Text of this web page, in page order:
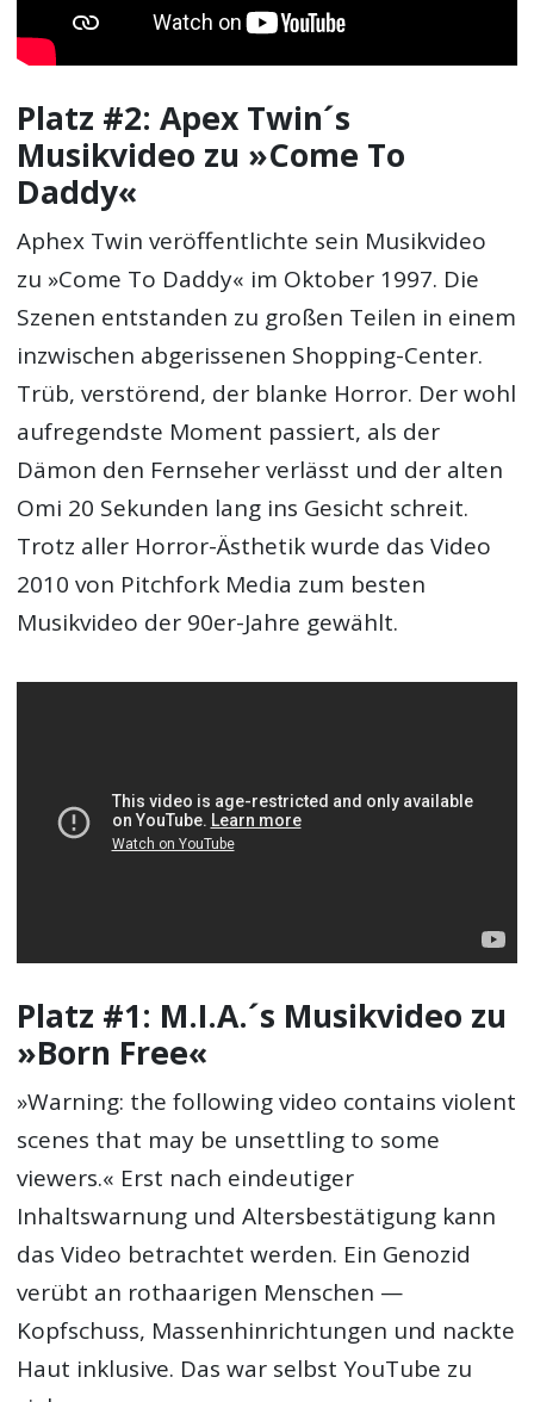
Platz #2: Apex Twin´s
Musikvideo zu »Come To
Daddy«
Aphex Twin veröffentlichte sein Musikvideo
zu »Come To Daddy« im Oktober 1997. Die
Szenen entstanden zu großen Teilen in einem
inzwischen abgerissenen Shopping-Center.
Trüb, verstörend, der blanke Horror. Der wohl
aufregendste Moment passiert, als der
Dämon den Fernseher verlässt und der alten
Omi 20 Sekunden lang ins Gesicht schreit.
Trotz aller Horror-Ästhetik wurde das Video
2010 von Pitchfork Media zum besten
Musikvideo der 90er-Jahre gewählt.
Platz #1: M.I.A.´s Musikvideo zu
»Born Free«
»Warning: the following video contains violent
scenes that may be unsettling to some
viewers.« Erst nach eindeutiger
Inhaltswarnung und Altersbestätigung kann
das Video betrachtet werden. Ein Genozid
verübt an rothaarigen Menschen —
Kopfschuss, Massenhinrichtungen und nackte
Haut inklusive. Das war selbst YouTube zu